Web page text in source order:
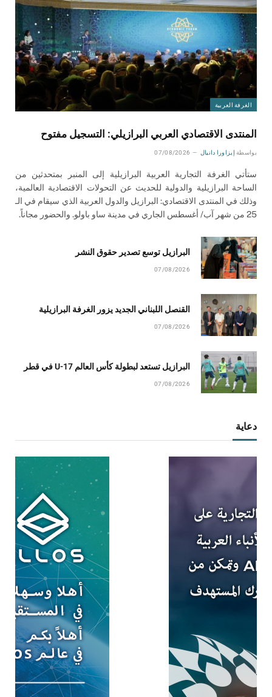
الغرفة العربية
المنتدى الاقتصادي العربي البرازيلي: التسجيل مفتوح
بواسطة إيزاورا دانيال 07/08/2026
ستأتي الغرفة التجارية العربية البرازيلية إلى المنبر بمتحدثين من
الساحة البرازيلية والدولية للحديث عن التحولات الاقتصادية العالمية،
وذلك في المنتدى الاقتصادي: البرازيل والدول العربية الذي سيقام في الـ
25 من شهر آب/ أغسطس الجاري في مدينة ساو باولو. والحضور مجاناً.
البرازيل توسع تصدير حقوق النشر
07/08/2026
القنصل اللبناني الجديد يزور الغرفة البرازيلية
07/08/2026
البرازيل تستعد لبطولة كأس العالم U-17 في قطر
07/08/2026
دعاية